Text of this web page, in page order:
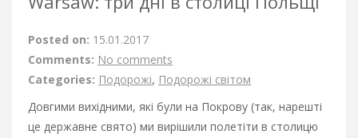
Posted on: 15.01.2017
Comments: No comments
Categories: Подорожі, Подорожі світом
Довгими вихідними, які були на Покрову (так, нарешті
це державне свято) ми вирішили полетіти в столицю